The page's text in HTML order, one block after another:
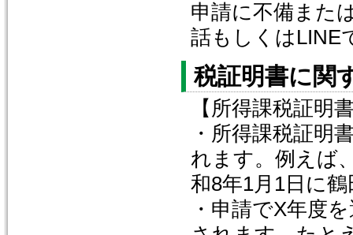
申請に不備また
話もしくはLINE
税証明書に関
【所得課税証明
・所得課税証明
れます。例えば
和8年1月1日に
・申請でX年度